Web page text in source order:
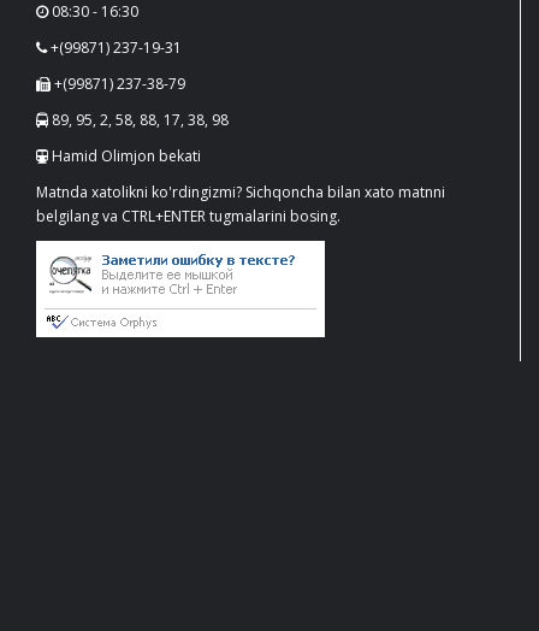
08:30 - 16:30
+(99871) 237-19-31
+(99871) 237-38-79
89, 95, 2, 58, 88, 17, 38, 98
Hamid Olimjon bekati
Matnda xatolikni ko'rdingizmi? Sichqoncha bilan xato matnni
belgilang va CTRL+ENTER tugmalarini bosing.